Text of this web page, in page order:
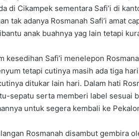
di Cikampek sementara Safi’i di
tak adanya Rosmanah Safi’i amat
anak buahnya yag lain tetapi
kesedihan Safi’i menelepon
tetapi cutinya masih ada tiga
ditukar lain hari. Dalam hati
sepatu serta memberi label sesuai
untuk segera kembali ke
Rosmanah disambut gembira